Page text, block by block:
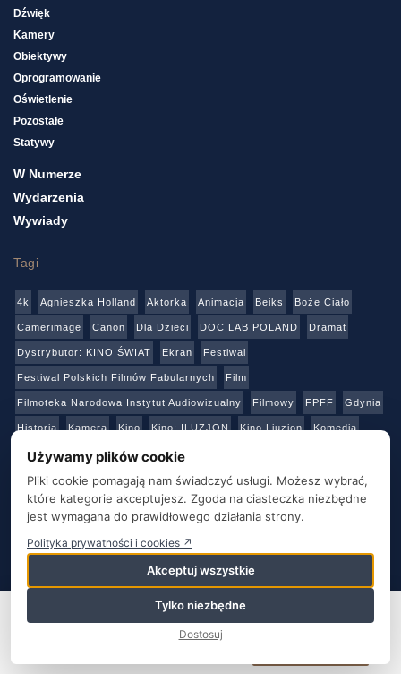
Dźwięk
Kamery
Obiektywy
Oprogramowanie
Oświetlenie
Pozostałe
Statywy
W Numerze
Wydarzenia
Wywiady
Tagi
4k Agnieszka Holland Aktorka Animacja Beiks Boże Ciało
Camerimage Canon Dla Dzieci DOC LAB POLAND Dramat
Dystrybutor: KINO ŚWIAT Ekran Festiwal
Festiwal Polskich Filmów Fabularnych Film
Filmoteka Narodowa Instytut Audiowizualny Filmowy FPFF Gdynia
Historia Kamera Kino Kino: ILUZJON Kino Liuzjon Komedia
Konkurs Netflix Online Panasonic
Produkcja Produkcja: Polska Reżyser Sony Sztuka Teatr
Telewizja Transmisja Video Warszawa Warsztaty Wideo
O NAS
Ta strona używa plików cookie. Kontynuując korzystanie z tej
strony, wyrażasz zgodę na używanie plików cookie. Odwiedź naszą
Używamy plików cookie
Pliki cookie pomagają nam świadczyć usługi. Możesz wybrać,
które kategorie akceptujesz. Zgoda na ciasteczka niezbędne
jest wymagana do prawidłowego działania strony.
Polityka prywatności i cookies ↗
Akceptuj wszystkie
Tylko niezbędne
Dostosuj